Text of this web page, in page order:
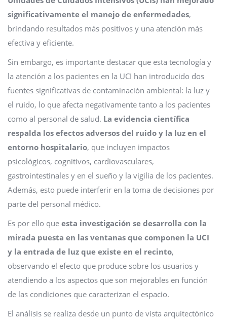
significativamente el manejo de enfermedades,
brindando resultados más positivos y una atención más
efectiva y eficiente.
Sin embargo, es importante destacar que esta tecnología y
la atención a los pacientes en la UCI han introducido dos
fuentes significativas de contaminación ambiental: la luz y
el ruido, lo que afecta negativamente tanto a los pacientes
como al personal de salud. La evidencia científica
respalda los efectos adversos del ruido y la luz en el
entorno hospitalario, que incluyen impactos
psicológicos, cognitivos, cardiovasculares,
gastrointestinales y en el sueño y la vigilia de los pacientes.
Además, esto puede interferir en la toma de decisiones por
parte del personal médico.
Es por ello que esta investigación se desarrolla con la
mirada puesta en las ventanas que componen la UCI
y la entrada de luz que existe en el recinto,
observando el efecto que produce sobre los usuarios y
atendiendo a los aspectos que son mejorables en función
de las condiciones que caracterizan el espacio.
El análisis se realiza desde un punto de vista arquitectónico